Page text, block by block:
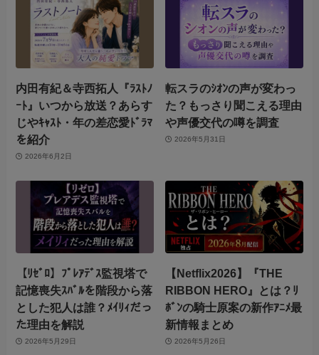
内田有紀＆寺西拓人『ﾗｽﾄﾉ
ｰﾄ』いつから放送？あらす
じやｷｬｽﾄ・年の差恋愛ﾄﾞﾗﾏ
を紹介
2026年6月2日
転スラのｼｵﾝの声が変わっ
た？もっさり聞こえる理由
や声優交代の噂を調査
2026年5月31日
【ﾘｾﾞﾛ】ﾌﾟﾚｱﾃﾞｽ監視塔で
記憶喪失ｽﾊﾞﾙを階段から落
とした犯人は誰？ﾒｲﾘｨだっ
た理由を解説
2026年5月29日
【Netflix2026】『THE
RIBBON HERO』とは？ﾘ
ﾎﾞﾝの騎士原案の新作ｱﾆﾒ最
新情報まとめ
2026年5月26日